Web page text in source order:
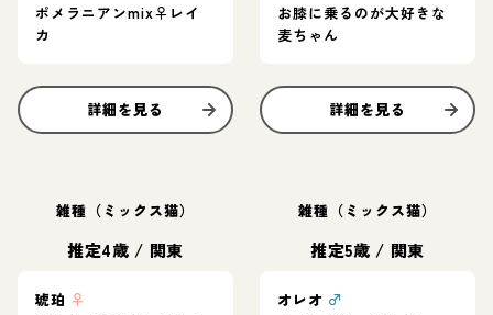
ポメラニアンmix♀レイ
カ
詳細を見る
お膝に乗るのが大好きな
麦ちゃん
詳細を見る
雑種（ミックス猫）
推定4歳 / 関東
琥珀 ♀
雑種（ミックス猫）
推定5歳 / 関東
オレオ ♂